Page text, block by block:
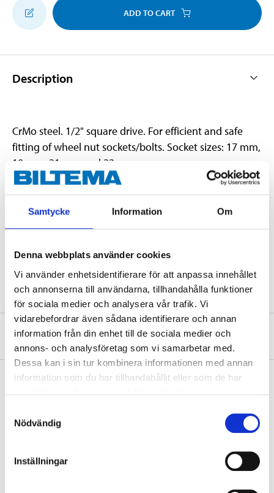
Samtycke Information Om
Denna webbplats använder cookies
Vi använder enhetsidentifierare för att anpassa innehållet
och annonserna till användarna, tillhandahålla funktioner
för sociala medier och analysera vår trafik. Vi
vidarebefordrar även sådana identifierare och annan
information från din enhet till de sociala medier och
annons- och analysföretag som vi samarbetar med.
Dessa kan i sin tur kombinera informationen med annan
information som du har tillhandahållit eller som de har
Nödvändig
Inställningar
ADD TO CART
Description
CrMo steel. 1/2" square drive. For efficient and safe
fitting of wheel nut sockets/bolts. Socket sizes: 17 mm,
19 mm, 21 mm and 22 mm.
Technical specifications
About the manufacturer
Pay & Collect in your local store within 2 hours! For more information